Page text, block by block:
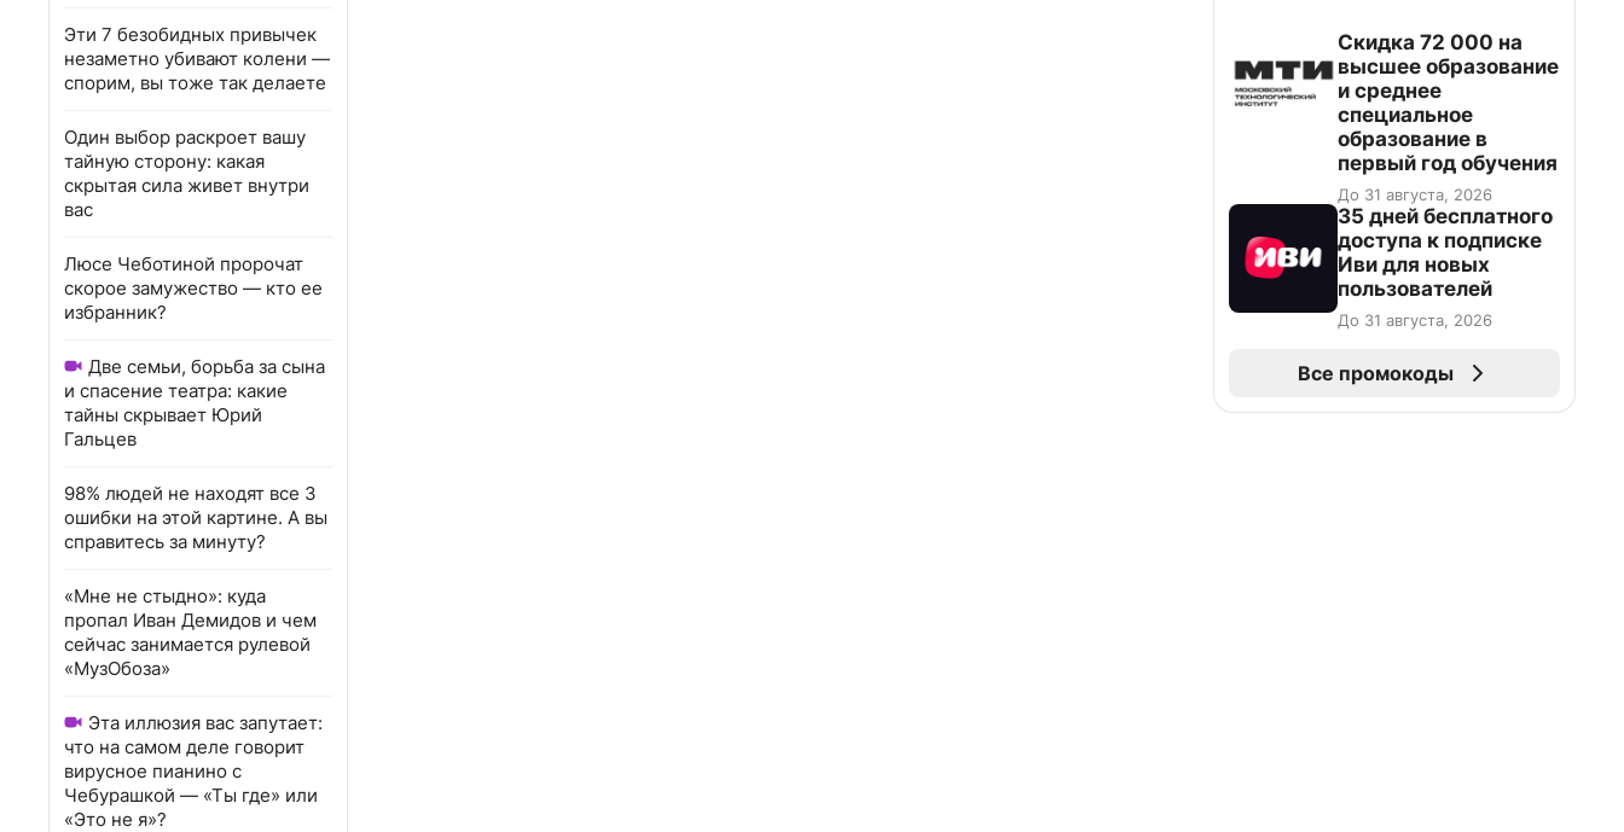
Эти 7 безобидных привычек
незаметно убивают колени —
спорим, вы тоже так делаете
Один выбор раскроет вашу
тайную сторону: какая
скрытая сила живет внутри
вас
Люсе Чеботиной пророчат
скорое замужество — кто ее
избранник?
Две семьи, борьба за сына
и спасение театра: какие
тайны скрывает Юрий
Гальцев
98% людей не находят все 3
ошибки на этой картине. А вы
справитесь за минуту?
«Мне не стыдно»: куда
пропал Иван Демидов и чем
сейчас занимается рулевой
«МузОбоза»
Эта иллюзия вас запутает:
что на самом деле говорит
вирусное пианино с
Чебурашкой — «Ты где» или
«Это не я»?
Скидка 72 000 на
высшее образование
и среднее
специальное
образование в
первый год обучения
До 31 августа, 2026
35 дней бесплатного
доступа к подписке
Иви для новых
пользователей
До 31 августа, 2026
Все промокоды